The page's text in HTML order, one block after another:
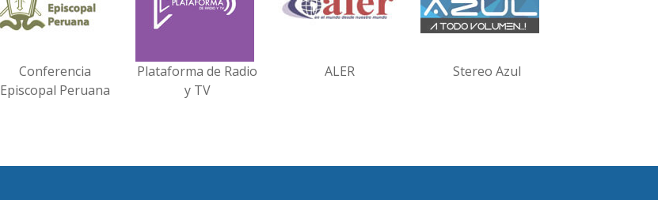
Conferencia
Episcopal Peruana
Plataforma de Radio
y TV
ALER Stereo Azul